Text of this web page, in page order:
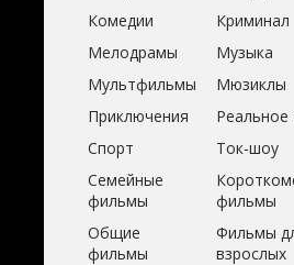
Комедии
Криминал
Мелодрамы
Музыка
Мультфильмы
Мюзиклы
Приключения
Реальное
Спорт
Ток-шоу
Семейные
фильмы
фильмы
Общие
фильмы
Фильмы
взрослых